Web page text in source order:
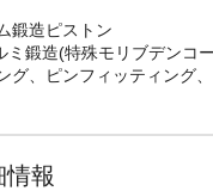
鍛造ピストン
ミ鍛造(特殊モリブデンコ
グ、ピンフィッティング
情報